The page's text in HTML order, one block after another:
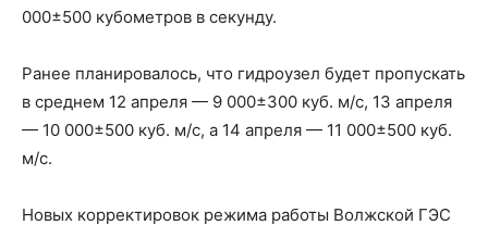
000±500 кубометров в секунду.
Ранее планировалось, что гидроузел будет пропускать
в среднем 12 апреля — 9 000±300 куб. м/с, 13 апреля
— 10 000±500 куб. м/с, а 14 апреля — 11 000±500 куб.
м/с.
Новых корректировок режима работы Волжской ГЭС